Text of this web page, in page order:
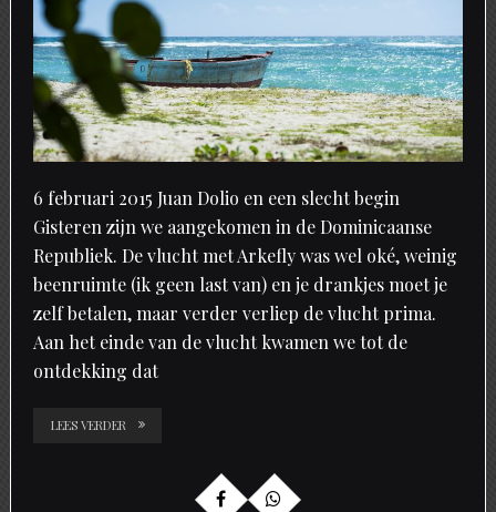
6 februari 2015 Juan Dolio en een slecht begin
Gisteren zijn we aangekomen in de Dominicaanse
Republiek. De vlucht met Arkefly was wel oké, weinig
beenruimte (ik geen last van) en je drankjes moet je
zelf betalen, maar verder verliep de vlucht prima.
Aan het einde van de vlucht kwamen we tot de
ontdekking dat
LEES VERDER